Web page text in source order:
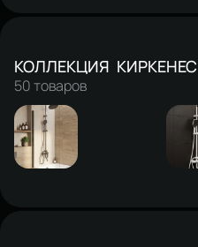
КИРКЕНЕС
50 товаров